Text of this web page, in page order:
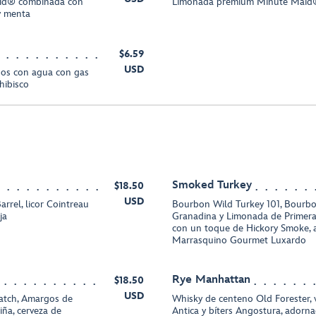
menta
con agua con gas
$6.59
USD
licor Cointreau
$18.50
USD
Smoked Turkey
Bourbon Wild Turkey 101,
Granadina y Limonada de
con un toque de Hickory Smoke,
Marrasquino Gourmet Luxardo
Amargos de
cerveza de
$18.50
USD
Rye Manhattan
Whisky de centeno Old
Antica y bíters Angostura,